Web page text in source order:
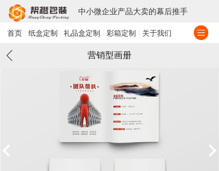
中小微企业产品大卖的幕后推手
首页 纸盒定制 礼品盒定制 彩箱定制 关于我们
营销型画册